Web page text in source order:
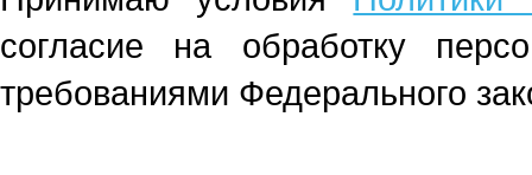
согласие на обработку
требованиями Федерального